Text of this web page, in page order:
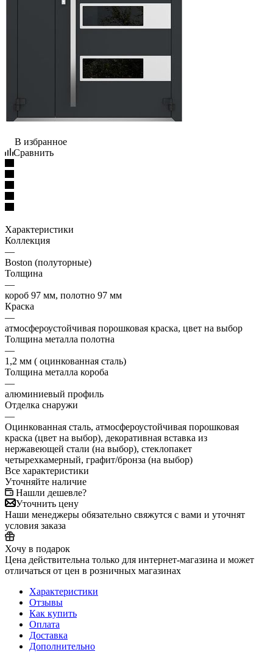
В избранное
Сравнить
Характеристики
Коллекция
—
Boston (полуторные)
Толщина
—
короб 97 мм, полотно 97 мм
Краска
—
атмосфероустойчивая порошковая краска, цвет на выбор
Толщина металла полотна
—
1,2 мм ( оцинкованная сталь)
Толщина металла короба
—
алюминиевый профиль
Отделка снаружи
—
Оцинкованная сталь, атмосфероустойчивая порошковая
краска (цвет на выбор), декоративная вставка из
нержавеющей стали (на выбор), стеклопакет
четырехкамерный, графит/бронза (на выбор)
Все характеристики
Уточняйте наличие
Нашли дешевле?
Уточнить цену
Наши менеджеры обязательно свяжутся с вами и уточнят
условия заказа
Хочу в подарок
Цена действительна только для интернет-магазина и может
отличаться от цен в розничных магазинах
Характеристики
Отзывы
Как купить
Оплата
Доставка
Дополнительно